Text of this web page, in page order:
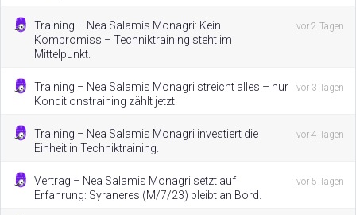
Training – Nea Salamis Monagri: Kein
Kompromiss – Techniktraining steht im
Mittelpunkt.
vor 2 Tagen
Training – Nea Salamis Monagri streicht alles – nur
Konditionstraining zählt jetzt.
vor 3 Tagen
Training – Nea Salamis Monagri investiert die
Einheit in Techniktraining.
vor 4 Tagen
Vertrag – Nea Salamis Monagri setzt auf
Erfahrung: Syraneres (M/7/23) bleibt an Bord.
vor 5 Tagen